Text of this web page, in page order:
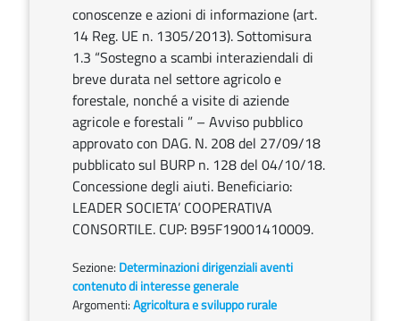
conoscenze e azioni di informazione (art.
14 Reg. UE n. 1305/2013). Sottomisura
1.3 “Sostegno a scambi interaziendali di
breve durata nel settore agricolo e
forestale, nonché a visite di aziende
agricole e forestali ” – Avviso pubblico
approvato con DAG. N. 208 del 27/09/18
pubblicato sul BURP n. 128 del 04/10/18.
Concessione degli aiuti. Beneficiario:
LEADER SOCIETA’ COOPERATIVA
CONSORTILE. CUP: B95F19001410009.
Sezione: Determinazioni dirigenziali aventi
contenuto di interesse generale
Argomenti:Agricoltura e sviluppo rurale